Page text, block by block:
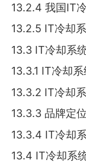
13.2.4 我国IT
13.2.5 IT冷却
13.3 IT冷却系
13.3.1 IT冷却
13.3.2 IT冷却
13.3.3 品牌定
13.3.4 IT冷却
13.4 IT冷却系